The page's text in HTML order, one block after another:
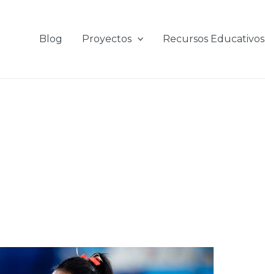
Blog Proyectos Recursos Educativos